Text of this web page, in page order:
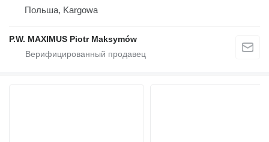
Польша, Kargowa
P.W. MAXIMUS Piotr Maksymów